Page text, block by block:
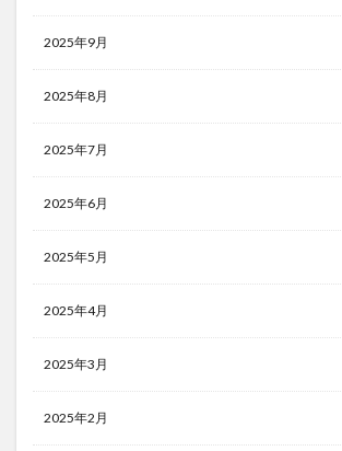
2025年9月
2025年8月
2025年7月
2025年6月
2025年5月
2025年4月
2025年3月
2025年2月